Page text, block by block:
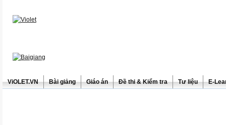
ViOLET.VN Bài giảng Giáo án Đề thi & Kiểm tra Tư liệu E-